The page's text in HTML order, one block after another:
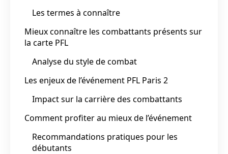
Les termes à connaître
Mieux connaître les combattants présents sur
la carte PFL
Analyse du style de combat
Les enjeux de l’événement PFL Paris 2
Impact sur la carrière des combattants
Comment profiter au mieux de l’événement
Recommandations pratiques pour les
débutants